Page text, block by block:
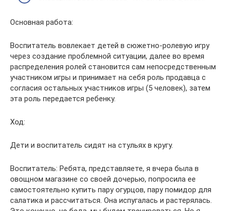
Основная работа:
Воспитатель вовлекает детей в сюжетно-ролевую игру
через создание проблемной ситуации, далее во время
распределения ролей становится сам непосредственным
участником игры и принимает на себя роль продавца с
согласия остальных участников игры (5 человек), затем
эта роль передается ребенку.
Ход:
Дети и воспитатель сидят на стульях в кругу.
Воспитатель: Ребята, представляете, я вчера была в
овощном магазине со своей дочерью, попросила ее
самостоятельно купить пару огурцов, пару помидор для
салатика и рассчитаться. Она испугалась и растерялась.